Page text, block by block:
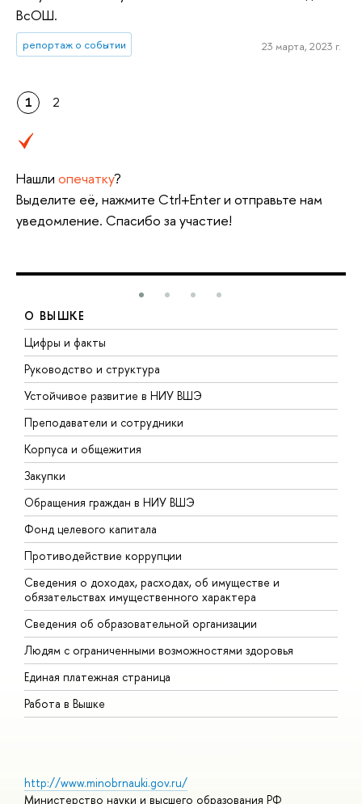
ВсОШ.
репортаж о событии 23 марта, 2023 г.
1 2
Нашли опечатку?
Выделите её, нажмите Ctrl+Enter и отправьте нам
уведомление. Спасибо за участие!
О ВЫШКЕ
Цифры и факты
Руководство и структура
Устойчивое развитие в НИУ ВШЭ
Преподаватели и сотрудники
Корпуса и общежития
Закупки
Обращения граждан в НИУ ВШЭ
Фонд целевого капитала
Противодействие коррупции
Сведения о доходах, расходах, об имуществе и
обязательствах имущественного характера
Сведения об образовательной организации
Людям с ограниченными возможностями здоровья
Единая платежная страница
Работа в Вышке
http://www.minobrnauki.gov.ru/
Министерство науки и высшего образования РФ